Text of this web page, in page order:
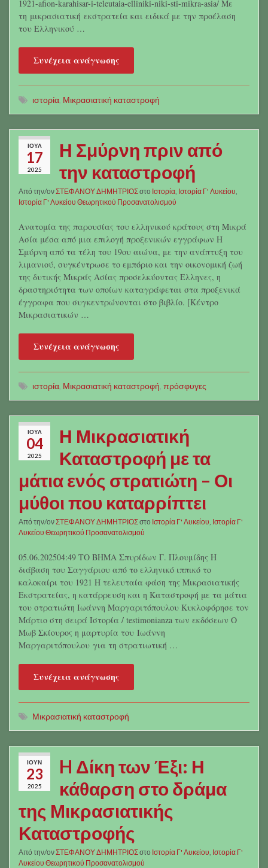
1921-afion-karahisar-i-teleutaia-elliniki-niki-sti-mikra-asia/ Με
τη μικρασιατική εκστρατεία και ειδικά με την προέλαση
του Ελληνικού …
Συνέχεια ανάγνωσης
ιστορία, Μικρασιατική καταστροφή
ΙΟΎΛ
17
2025
Η Σμύρνη πριν από
την καταστροφή
Από την/ονΣΤΕΦΑΝΟΥ ΔΗΜΗΤΡΙΟΣστο Ιστορία Ιστορία Γ' Λυκείου
Ιστορία Γ' Λυκείου Θεωρητικού Προσανατολισμού
Ανατομία της παρουσίας του ελληνικού κράτους στη Μικρά
Ασία μέσα από μια επιλογή προξενικών εγγράφων Η
Σμύρνη από τα τέλη του 19ου αιώνα, με την ανάπτυξη του
λιμανιού, συγκέντρωσε το εμπόριο και την οικονομική ζωή
της δυτικής Μικράς Ασίας προσελκύοντας Ελληνες, η
δραστηριότητα των οποίων καταγράφεται στα προξενικά
έγγραφα που συγκεντρώνονται στο βιβλίο. [Κέντρο
Μικρασιατικών …
Συνέχεια ανάγνωσης
ιστορία, Μικρασιατική καταστροφή, πρόσφυγες
ΙΟΎΛ
04
2025
Η Μικρασιατική
Καταστροφή με τα
μάτια ενός στρατιώτη – Οι
μύθοι που καταρρίπτει
Από την/ονΣΤΕΦΑΝΟΥ ΔΗΜΗΤΡΙΟΣστο Ιστορία Γ' Λυκείου Ιστορία Γ'
Λυκείου Θεωρητικού Προσανατολισμού
05.06.202504:49 ΤΟ ΒΗΜΑ Σπυρίδων Γ. Πλουμίδης Η
διάβαση του Σαγγάριου από το ελληνικό ιππικό το
καλοκαίρι του 1921 Η τελευταία φάση της Μικρασιατικής
Εκστρατείας, η κατάρρευση και η Καταστροφή με τα μάτια
του στρατιώτη Ιωάννη Μαργαριτόπουλου Κυκλοφόρησε τον
Μάρτιο στη σειρά Ιστορία / testimonianza των εκδόσεων Ο
Μωβ Σκίουρος η μαρτυρία του Ιωάννη
Μαργαριτόπουλου για τη στρατιωτική …
Συνέχεια ανάγνωσης
Μικρασιατική καταστροφή
ΙΟΎΝ
23
2025
H Δίκη των Έξι: Η
κάθαρση στο δράμα
της Μικρασιατικής
Καταστροφής
Από την/ονΣΤΕΦΑΝΟΥ ΔΗΜΗΤΡΙΟΣστο Ιστορία Γ' Λυκείου Ιστορία Γ'
Λυκείου Θεωρητικού Προσανατολισμού